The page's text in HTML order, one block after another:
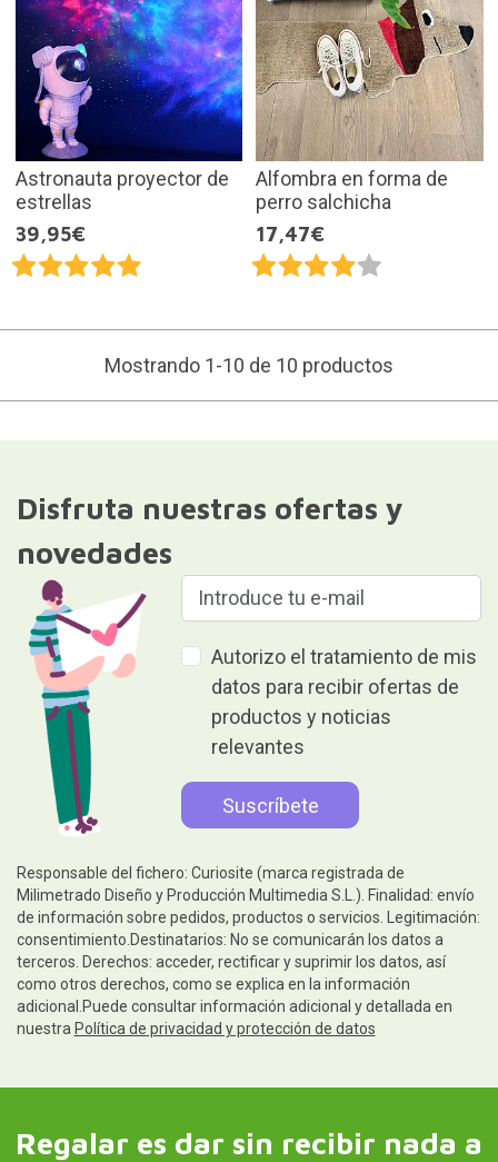
Astronauta proyector de
estrellas
39,95€
Alfombra en forma de
perro salchicha
17,47€
Mostrando 1-10 de 10 productos
Disfruta nuestras ofertas y
novedades
Autorizo el tratamiento de mis
datos para recibir ofertas de
productos y noticias
relevantes
Responsable del fichero: Curiosite (marca registrada de
Milimetrado Diseño y Producción Multimedia S.L.). Finalidad: envío
de información sobre pedidos, productos o servicios. Legitimación:
consentimiento.Destinatarios: No se comunicarán los datos a
terceros. Derechos: acceder, rectificar y suprimir los datos, así
como otros derechos, como se explica en la información
adicional.Puede consultar información adicional y detallada en
nuestra Política de privacidad y protección de datos
Regalar es dar sin recibir nada a